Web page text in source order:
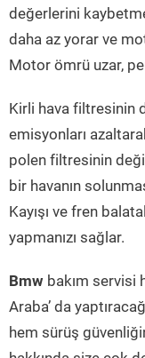
değerlerini
daha az yorar ve
Motor ömrü uzar,
Kirli hava filtresinin
emisyonları
polen filtresinin
bir havanın
Kayışı ve fren
yapmanızı sağlar.
Bmw bakım servisi
Araba’ da
hem sürüş